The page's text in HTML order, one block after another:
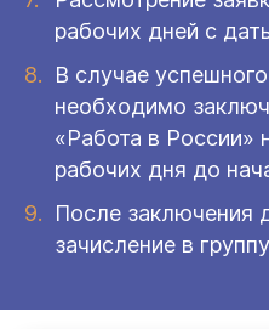
рабочих дней с
В случае
необходимо
«Работа в России»
рабочих дня до
После заключения
зачисление в